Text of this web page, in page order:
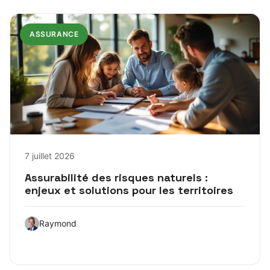
ASSURANCE
7 juillet 2026
Assurabilité des risques naturels :
enjeux et solutions pour les territoires
Raymond